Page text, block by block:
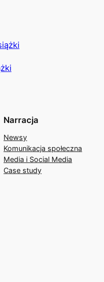
Narracja
Newsy
Komunikacja społeczna
Media i Social Media
Case study